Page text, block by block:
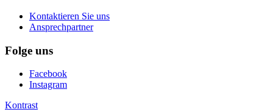
Kontaktieren Sie uns
Ansprechpartner
Folge uns
Facebook
Instagram
Kontrast